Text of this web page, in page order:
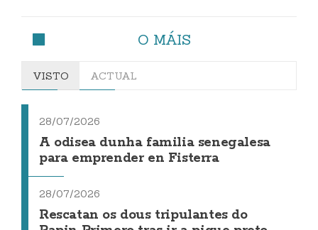
O MÁIS
VISTO ACTUAL
28/07/2026
A odisea dunha familia senegalesa
para emprender en Fisterra
28/07/2026
Rescatan os dous tripulantes do